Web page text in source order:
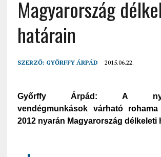
Magyarország
határain
SZERZŐ: GYŐRFFY ÁRPÁD 2015.06.22.
Győrffy Árpád: A
vendégmunkások várható
2012 nyarán Magyarország délkeleti